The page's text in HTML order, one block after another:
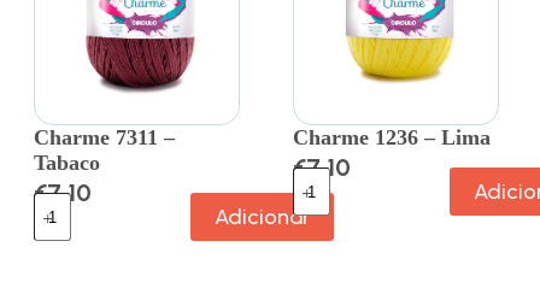
Charme 7311 –
Tabaco
€7.10
Adicionar
Charme 1236 – Lima
€7.10